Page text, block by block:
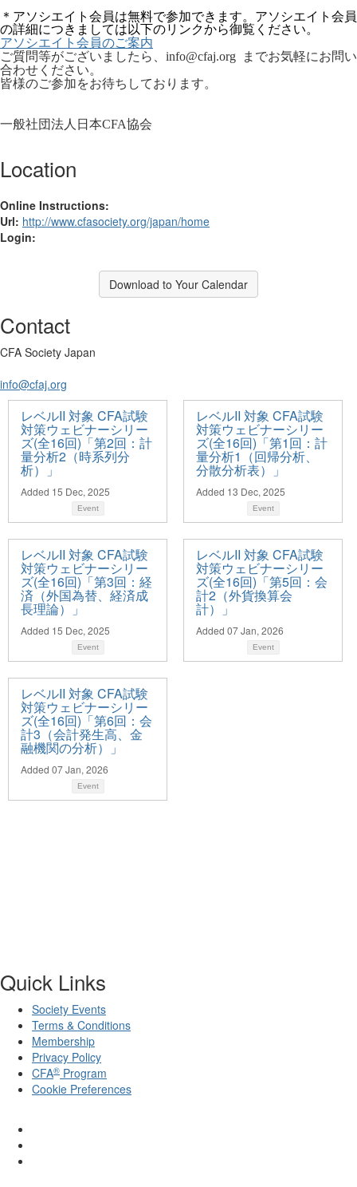
＊アソシエイト会員は無料で参加できます。アソシエイト会員
の詳細につきましては以下のリンクから御覧ください。
アソシエイト会員のご案内
ご質問等がございましたら、 info@cfaj.org までお気軽にお問い
合わせください。
皆様のご参加をお待ちしております。
一般社団法人日本CFA協会
Location
Online Instructions:
Url: http://www.cfasociety.org/japan/home
Login:
Download to Your Calendar
Contact
CFA Society Japan
info@cfaj.org
レベルII 対象 CFA試験
対策ウェビナーシリー
ズ(全16回)「第2回：計
量分析2（時系列分
析）」
Added 15 Dec, 2025
Event
レベルII 対象 CFA試験
対策ウェビナーシリー
ズ(全16回)「第1回：計
量分析1（回帰分析、
分散分析表）」
Added 13 Dec, 2025
Event
レベルII 対象 CFA試験
対策ウェビナーシリー
ズ(全16回)「第3回：経
済（外国為替、経済成
長理論）」
Added 15 Dec, 2025
Event
レベルII 対象 CFA試験
対策ウェビナーシリー
ズ(全16回)「第5回：会
計2（外貨換算会
計）」
Added 07 Jan, 2026
Event
レベルII 対象 CFA試験
対策ウェビナーシリー
ズ(全16回)「第6回：会
計3（会計発生高、金
融機関の分析）」
Added 07 Jan, 2026
Event
Quick Links
Society Events
Terms & Conditions
Membership
Privacy Policy
CFA® Program
Cookie Preferences